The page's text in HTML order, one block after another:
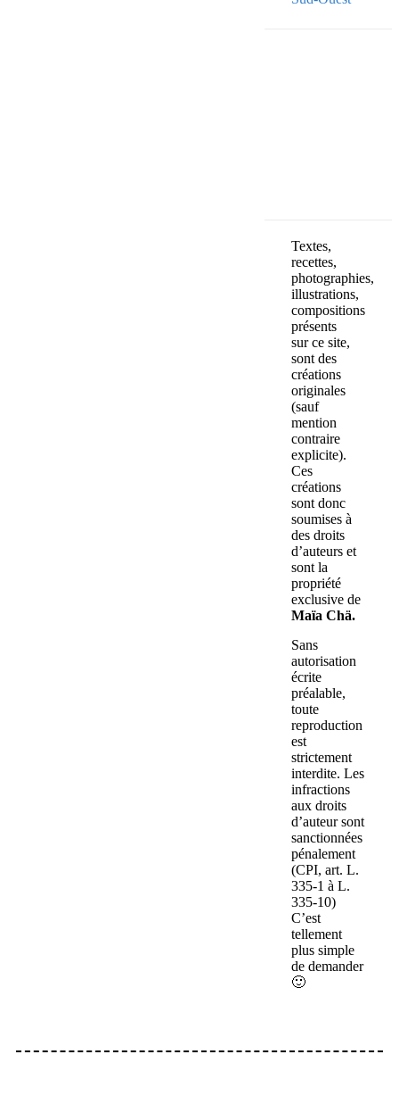
Textes,
recettes,
photographies,
illustrations,
compositions
présents
sur ce site,
sont des
créations
originales
(sauf
mention
contraire
explicite).
Ces
créations
sont donc
soumises à
des droits
d’auteurs et
sont la
propriété
exclusive de
Maïa Chä.
Sans
autorisation
écrite
préalable,
toute
reproduction
est
strictement
interdite. Les
infractions
aux droits
d’auteur sont
sanctionnées
pénalement
(CPI, art. L.
335-1 à L.
335-10)
C’est
tellement
plus simple
de demander
🙂